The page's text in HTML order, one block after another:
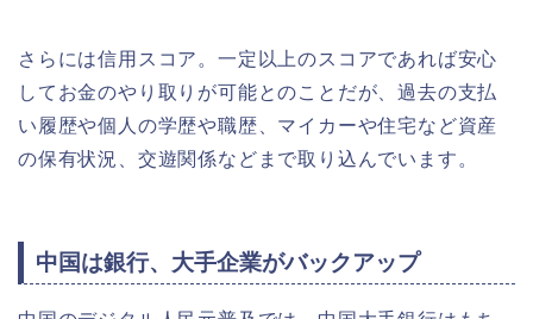
さらには信用スコア。一定以上のスコアであれば安心
してお金のやり取りが可能とのことだが、過去の支払
い履歴や個人の学歴や職歴、マイカーや住宅など資産
の保有状況、交遊関係などまで取り込んでいます。
中国は銀行、大手企業がバックアップ